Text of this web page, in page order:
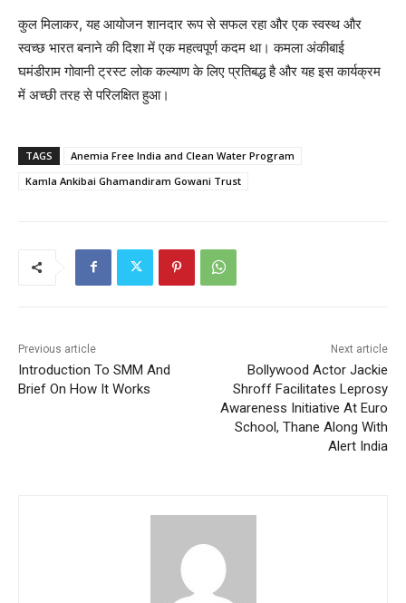
कुल मिलाकर, यह आयोजन शानदार रूप से सफल रहा और एक स्वस्थ और
स्वच्छ भारत बनाने की दिशा में एक महत्वपूर्ण कदम था। कमला अंकीबाई
घमंडीराम गोवानी ट्रस्ट लोक कल्याण के लिए प्रतिबद्ध है और यह इस कार्यक्रम
में अच्छी तरह से परिलक्षित हुआ।
TAGS
Anemia Free India and Clean Water Program
Kamla Ankibai Ghamandiram Gowani Trust
Previous article
Introduction To SMM And
Brief On How It Works
Next article
Bollywood Actor Jackie
Shroff Facilitates Leprosy
Awareness Initiative At Euro
School, Thane Along With
Alert India